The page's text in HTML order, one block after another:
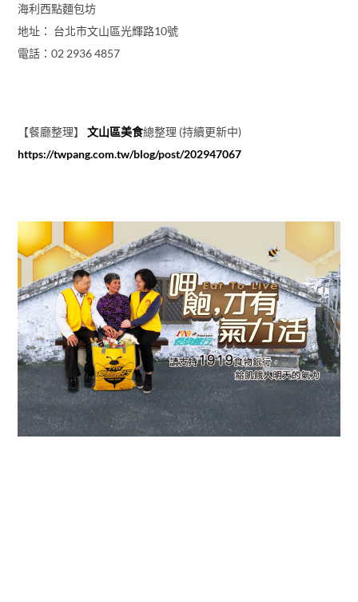
海利西點麵包坊
地址： 台北市文山區光輝路10號
電話：02 2936 4857
【餐廳整理】 文山區美食總整理 (持續更新中)
https://twpang.com.tw/blog/post/202947067